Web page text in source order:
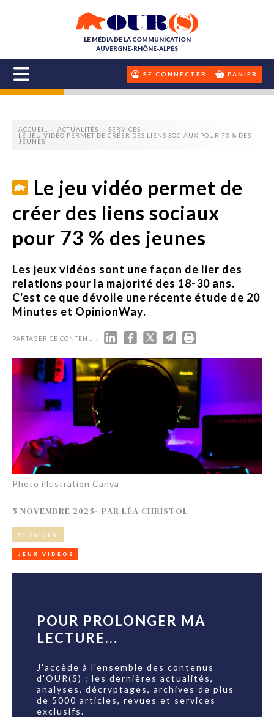
LE MÉDIA DE LA COMMUNICATION
AUVERGNE-RHÔNE-ALPES
SE CONNECTER PANIER
ACCUEIL ACTUALITÉS
SERVICES
LE JEU VIDÉO PERMET DE CRÉER DES LIENS SOCIAUX POUR 73 % DES
JEUNES
Le jeu vidéo permet de
créer des liens sociaux
pour 73 % des jeunes
Les jeux vidéos sont une façon de lier des
relations pour la majorité des 18-30 ans.
C'est ce que dévoile une récente étude de 20
Minutes et OpinionWay.
PARTAGER CE CONTENU :
Photo illustration Canva
5 NOVEMBRE 2025- PAR LÉA CHRISTOL
SERVICES
JEUX VIDÉOS
POUR PROLONGER MA
LECTURE...
J'accède à l'ensemble des contenus
d'OUR(S) : les dernières actualités,
analyses, décryptages, archives de plus
de 5000 articles, revues et services
exclusifs.